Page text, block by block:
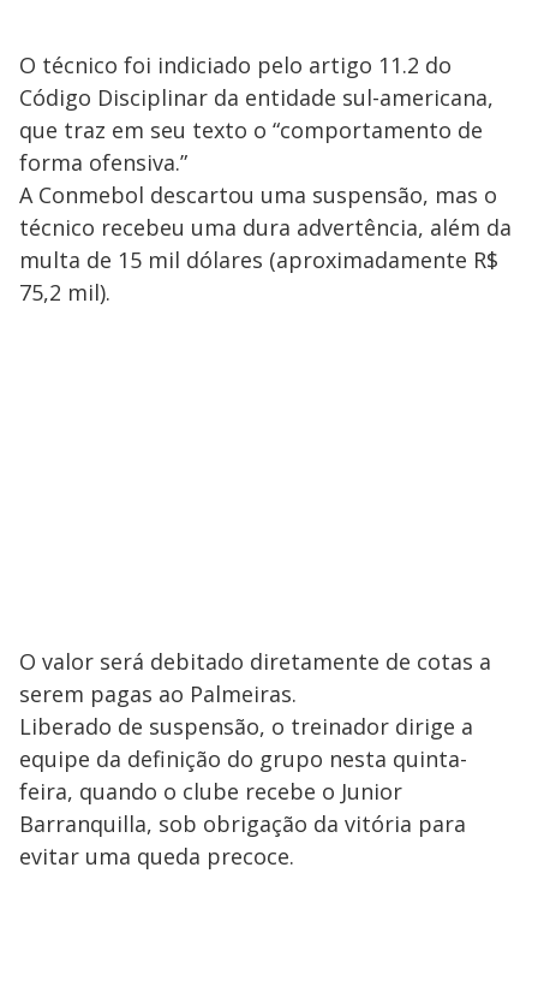
O técnico foi indiciado pelo artigo 11.2 do
Código Disciplinar da entidade sul-americana,
que traz em seu texto o “comportamento de
forma ofensiva.”
A Conmebol descartou uma suspensão, mas o
técnico recebeu uma dura advertência, além da
multa de 15 mil dólares (aproximadamente R$
75,2 mil).
O valor será debitado diretamente de cotas a
serem pagas ao Palmeiras.
Liberado de suspensão, o treinador dirige a
equipe da definição do grupo nesta quinta-
feira, quando o clube recebe o Junior
Barranquilla, sob obrigação da vitória para
evitar uma queda precoce.